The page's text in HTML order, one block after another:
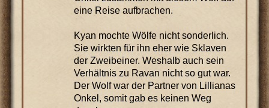
eine Reise aufbrachen.
Kyan mochte Wölfe nicht sonderlich.
Sie wirkten für ihn eher wie Sklaven
der Zweibeiner. Weshalb auch sein
Verhältnis zu Ravan nicht so gut war.
Der Wolf war der Partner von Lillianas
Onkel, somit gab es keinen Weg